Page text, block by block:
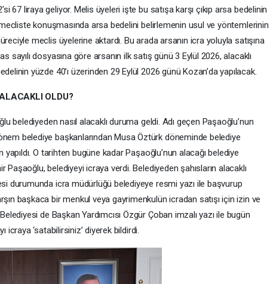
67 liraya geliyor. Melis üyeleri işte bu satışa karşı çıkıp arsa bedelinin
konuşmasında arsa bedelini belirlemenin usul ve yöntemlerinin
meclis üyelerine aktardı. Bu arada arsanın icra yoluyla satışına
sayılı dosyasına göre arsanın ilk satış günü 3 Eylül 2026, alacaklı
yüzde 40’ı üzerinden 29 Eylül 2026 günü Kozan’da yapılacak.
OLDU?
belediyeden nasıl alacaklı duruma geldi. Adı geçen Paşaoğlu’nun
belediye başkanlarından Musa Öztürk döneminde belediye
O tarihten bugüne kadar Paşaoğlu’nun alacağı belediye
belediyeyi icraya verdi. Belediyeden şahısların alacaklı
durumunda icra müdürlüğü belediyeye resmi yazı ile başvurup
başkaca bir menkul veya gayrimenkulün icradan satışı için izin ve
de Başkan Yardımcısı Özgür Çoban imzalı yazı ile bugün
icraya ‘satabilirsiniz’ diyerek bildirdi.